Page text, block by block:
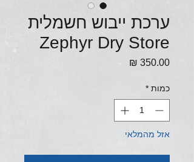
ערכת ייבוש חשמלית
Zephyr Dry Store
כמות *
אזל מהמלאי